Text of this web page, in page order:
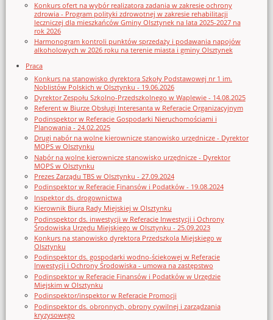
Konkurs ofert na wybór realizatora zadania w zakresie ochrony
zdrowia - Program polityki zdrowotnej w zakresie rehabilitacji
leczniczej dla mieszkańców Gminy Olsztynek na lata 2025-2027 na
rok 2026
Harmonogram kontroli punktów sprzedaży i podawania napojów
alkoholowych w 2026 roku na terenie miasta i gminy Olsztynek
Praca
Konkurs na stanowisko dyrektora Szkoły Podstawowej nr 1 im.
Noblistów Polskich w Olsztynku - 19.06.2026
Dyrektor Zespołu Szkolno-Przedszkolnego w Waplewie - 14.08.2025
Referent w Biurze Obsługi Interesanta w Referacie Organizacyjnym
Podinspektor w Referacie Gospodarki Nieruchomościami i
Planowania - 24.02.2025
Drugi nabór na wolne kierownicze stanowisko urzędnicze - Dyrektor
MOPS w Olsztynku
Nabór na wolne kierownicze stanowisko urzędnicze - Dyrektor
MOPS w Olsztynku
Prezes Zarządu TBS w Olsztynku - 27.09.2024
Podinspektor w Referacie Finansów i Podatków - 19.08.2024
Inspektor ds. drogownictwa
Kierownik Biura Rady Miejskiej w Olsztynku
Podinspektor ds. inwestycji w Referacie Inwestycji i Ochrony
Środowiska Urzędu Miejskiego w Olsztynku - 25.09.2023
Konkurs na stanowisko dyrektora Przedszkola Miejskiego w
Olsztynku
Podinspektor ds. gospodarki wodno-ściekowej w Referacie
Inwestycji i Ochrony Środowiska - umowa na zastępstwo
Podinspektor w Referacie Finansów i Podatków w Urzędzie
Miejskim w Olsztynku
Podinspektor/inspektor w Referacie Promocji
Podinspektor ds. obronnych, obrony cywilnej i zarządzania
kryzysowego